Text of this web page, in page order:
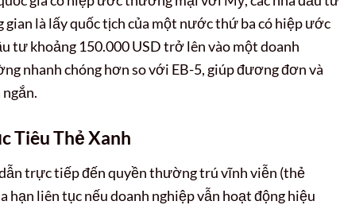
là lấy quốc tịch của một nước thứ ba có hiệp ước
tư khoảng 150.000 USD trở lên vào một doanh
nhanh chóng hơn so với EB-5, giúp đương đơn và
Tiêu Thẻ Xanh
trực tiếp đến quyền thường trú vĩnh viễn (thẻ
hạn liên tục nếu doanh nghiệp vẫn hoạt động hiệu